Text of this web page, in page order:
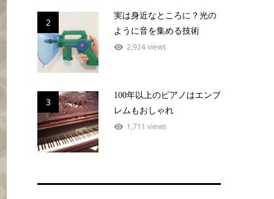
2
実は身近なところに？光の
ように音を集める技術
2,924 views
3
100年以上のピアノはエンブ
レムもおしゃれ
1,711 views